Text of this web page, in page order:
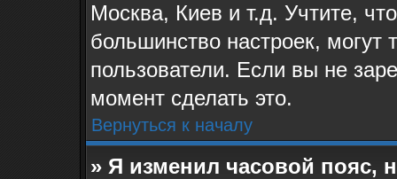
Москва, Киев и т.д. Учтите,
большинство настроек, могут
пользователи. Если вы не
момент сделать это.
Вернуться к началу
» Я изменил часовой пояс,